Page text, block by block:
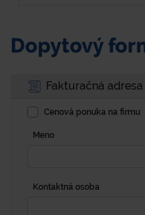
Dopytový
Fakturačná adresa
Cenová ponuka na firmu
Meno
Kontaktná osoba